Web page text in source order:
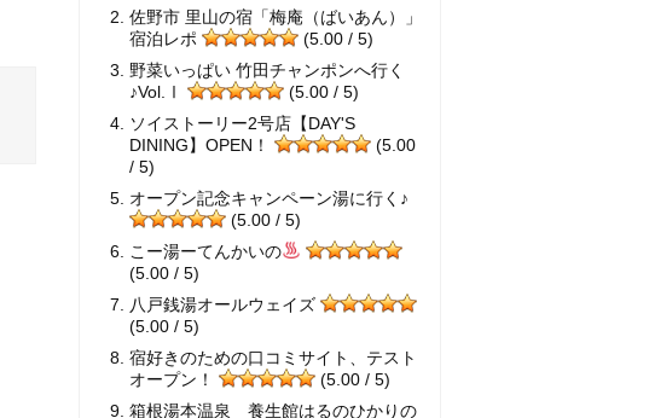
佐野市 里山の宿「梅庵（ばいあん）」
宿泊レポ
(5.00 / 5)
野菜いっぱい 竹田チャンポンへ行く
♪Vol.Ⅰ
(5.00 / 5)
ソイストーリー2号店【DAY'S
DINING】OPEN！
(5.00
/ 5)
オープン記念キャンペーン湯に行く♪
(5.00 / 5)
こー湯ーてんかいの
(5.00 / 5)
八戸銭湯オールウェイズ
(5.00 / 5)
宿好きのための口コミサイト、テスト
オープン！
(5.00 / 5)
箱根湯本温泉 養生館はるのひかりの